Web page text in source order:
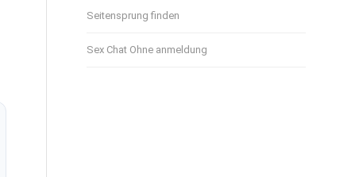
Seitensprung finden
Sex Chat Ohne anmeldung